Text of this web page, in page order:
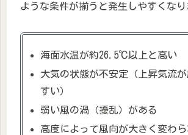
ような条件が揃うと発生しやすくなり
海面水温が約26.5℃以上と高い
大気の状態が不安定（上昇気流
すい）
弱い風の渦（擾乱）がある
高度によって風向が大きく変わ